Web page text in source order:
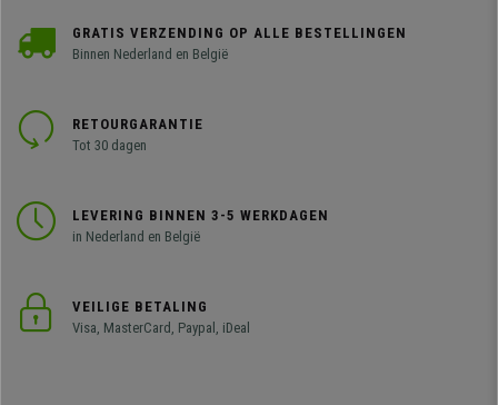
GRATIS VERZENDING OP ALLE BESTELLINGEN
Binnen Nederland en België
RETOURGARANTIE
Tot 30 dagen
LEVERING BINNEN 3-5 WERKDAGEN
in Nederland en België
VEILIGE BETALING
Visa, MasterCard, Paypal, iDeal